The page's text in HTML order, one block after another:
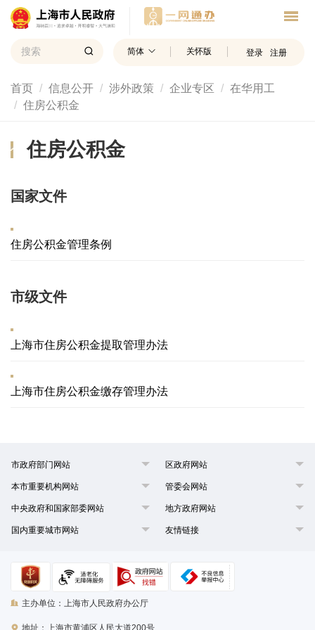
简体 关怀版 登录 注册
首页 信息公开 涉外政策 企业专区
在华用工
住房公积金
住房公积金
国家文件
住房公积金管理条例
市级文件
上海市住房公积金提取管理办法
上海市住房公积金缴存管理办法
市政府部门网站 区政府网站
本市重要机构网站 管委会网站
中央政府和国家部委网站 地方政府网站
国内重要城市网站 友情链接
主办单位：上海市人民政府办公厅
地址：上海市黄浦区人民大道200号